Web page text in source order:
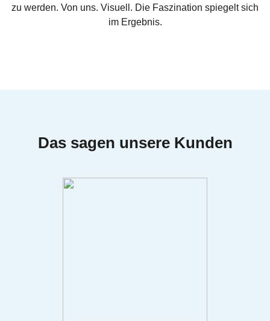
zu werden. Von uns. Visuell. Die Faszination spiegelt sich
im Ergebnis.
Das sagen unsere Kunden